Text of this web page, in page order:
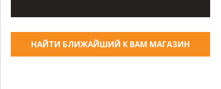
НАЙТИ БЛИЖАЙШИЙ К ВАМ МАГАЗИН